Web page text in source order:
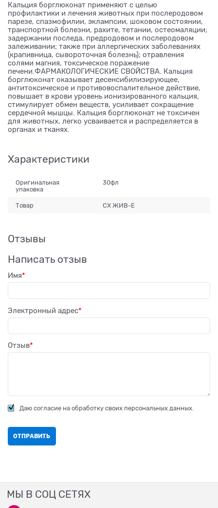
Кальция борглюконат применяют с целью
профилактики и лечения животных при послеродовом
парезе, спазмофилии, эклампсии, шоковом состоянии,
транспортной болезни, рахите, тетании, остеомаляции;
задержании последа, предродовом и послеродовом
залеживании; также при аллергических заболеваниях
(крапивница, сывороточная болезнь); отравления
солями магния, токсическое поражение
печени.ФАРМАКОЛОГИЧЕСКИЕ СВОЙСТВА. Кальция
борглюконат оказывает десенсибилизирующее,
антитоксическое и противовоспалительное действие,
повышает в крови уровень ионизированного кальция,
стимулирует обмен веществ, усиливает сокращение
сердечной мышцы. Кальция борглюконат не токсичен
для животных, легко усваивается и распределяется в
органах и тканях.
Характеристики
Оригинальная
упаковка
30фл
Товар СХ ЖИВ-Е
Отзывы
Написать отзыв
Имя
Электронный адрес
Отзыв
Даю согласие на обработку своих персональных данных.
МЫ В СОЦ СЕТЯХ